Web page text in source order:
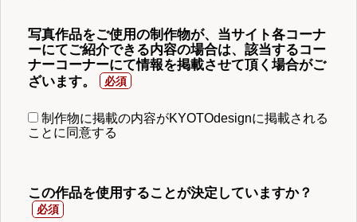
写真作品をご使用の制作物が、当サイト各コーナ
ーにてご紹介できる内容の場合は、該当するコー
ナーコーナーにて情報を掲載させて頂く場合がご
ざいます。
制作物に掲載の内容がKYOTOdesignに掲載される
ことに同意する
この作品を使用することが決定していますか？